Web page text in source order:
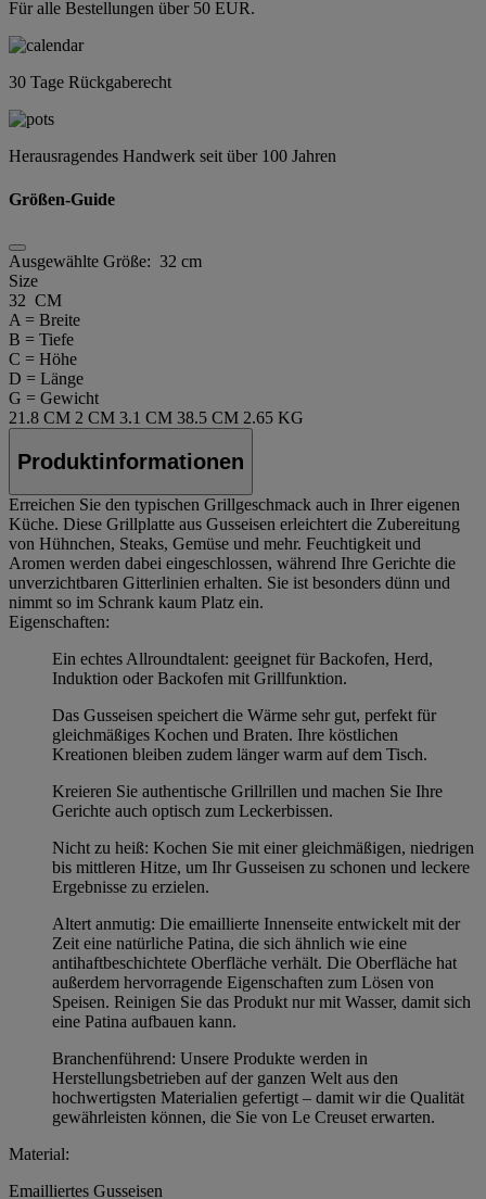
Für alle Bestellungen über 50 EUR.
30 Tage Rückgaberecht
Herausragendes Handwerk seit über 100 Jahren
Größen-Guide
Ausgewählte Größe: 32 cm
Size
32 CM
A = Breite
B = Tiefe
C = Höhe
D = Länge
G = Gewicht
21.8 CM 2 CM 3.1 CM 38.5 CM 2.65 KG
Produktinformationen
Erreichen Sie den typischen Grillgeschmack auch in Ihrer eigenen
Küche. Diese Grillplatte aus Gusseisen erleichtert die Zubereitung
von Hühnchen, Steaks, Gemüse und mehr. Feuchtigkeit und
Aromen werden dabei eingeschlossen, während Ihre Gerichte die
unverzichtbaren Gitterlinien erhalten. Sie ist besonders dünn und
nimmt so im Schrank kaum Platz ein.
Eigenschaften:
Ein echtes Allroundtalent: geeignet für Backofen, Herd,
Induktion oder Backofen mit Grillfunktion.
Das Gusseisen speichert die Wärme sehr gut, perfekt für
gleichmäßiges Kochen und Braten. Ihre köstlichen
Kreationen bleiben zudem länger warm auf dem Tisch.
Kreieren Sie authentische Grillrillen und machen Sie Ihre
Gerichte auch optisch zum Leckerbissen.
Nicht zu heiß: Kochen Sie mit einer gleichmäßigen, niedrigen
bis mittleren Hitze, um Ihr Gusseisen zu schonen und leckere
Ergebnisse zu erzielen.
Altert anmutig: Die emaillierte Innenseite entwickelt mit der
Zeit eine natürliche Patina, die sich ähnlich wie eine
antihaftbeschichtete Oberfläche verhält. Die Oberfläche hat
außerdem hervorragende Eigenschaften zum Lösen von
Speisen. Reinigen Sie das Produkt nur mit Wasser, damit sich
eine Patina aufbauen kann.
Branchenführend: Unsere Produkte werden in
Herstellungsbetrieben auf der ganzen Welt aus den
hochwertigsten Materialien gefertigt – damit wir die Qualität
gewährleisten können, die Sie von Le Creuset erwarten.
Material:
Emailliertes Gusseisen